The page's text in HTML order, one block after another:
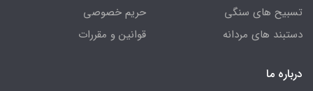
تسبیح های سنگی
دستبند های مردانه
حریم خصوصی
قوانین و مقررات
درباره ما